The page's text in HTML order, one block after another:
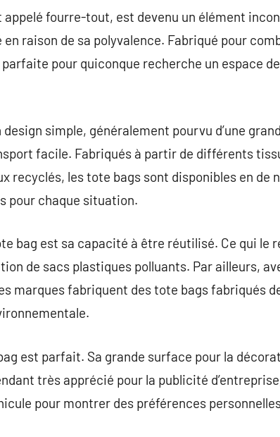
fourre-tout, est devenu un élément
raison de sa polyvalence. Fabriqué pour
pour quiconque recherche un espace
simple, généralement pourvu d’une
facile. Fabriqués à partir de différents
recyclés, les tote bags sont disponibles en de
pour chaque situation.
bag est sa capacité à être réutilisé. Ce qui le
de sacs plastiques polluants. Par ailleurs,
marques fabriquent des tote bags fabriqués
est parfait. Sa grande surface pour la
très apprécié pour la publicité
pour montrer des préférences